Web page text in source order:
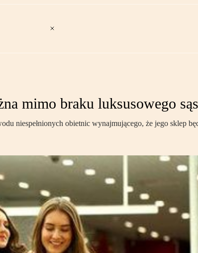
mimo braku luksusowego
niespełnionych obietnic wynajmującego, że jego sklep